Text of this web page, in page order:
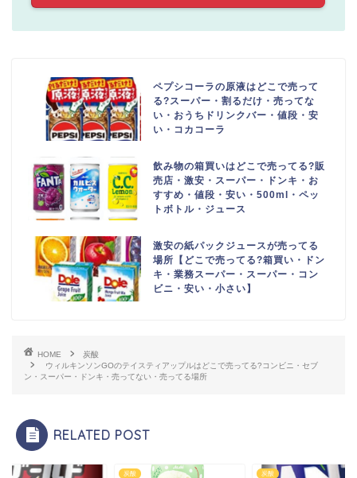
ペプシコーラの原液はどこで売って
る?スーパー・割るだけ・売ってな
い・おうちドリンクバー・値段・安
い・コカコーラ
飲み物の箱買いはどこで売ってる?販
売店・激安・スーパー・ドンキ・お
すすめ・値段・安い・500ml・ペッ
トボトル・ジュース
激安の紙パックジュースが売ってる
場所【どこで売ってる?箱買い・ドン
キ・業務スーパー・スーパー・コン
ビニ・安い・小さい】
HOME
炭酸
ウィルキンソンGOのテイスティアップルはどこで売ってる?コンビニ・セブ
ン・スーパー・ドンキ・売ってない・売ってる場所
RELATED POST
炭酸 炭酸 炭酸